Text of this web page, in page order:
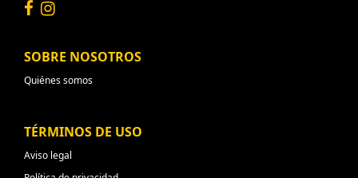
SOBRE NOSOTROS
Quiénes somos
TÉRMINOS DE USO
Aviso legal